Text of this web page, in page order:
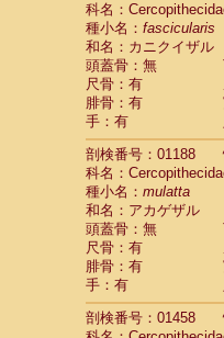
Cebidae
Cebidae
Cebidae
Cebidae
Cebidae
Cebidae
Cebidae
Cebidae
Cebidae
Cebidae
Cebidae
Cebidae
Cebidae
Cebidae
Atelidae
Atelidae
Atelidae
科名：
種小名： fascicularis
和名：カニクイザル
頭蓋骨：無
尺骨：有
腓骨：有
手：有
剖検番号：01188
科名：
種小名： mulatta
和名：アカゲザル
頭蓋骨：無
尺骨：有
腓骨：有
手：有
剖検番号：01458